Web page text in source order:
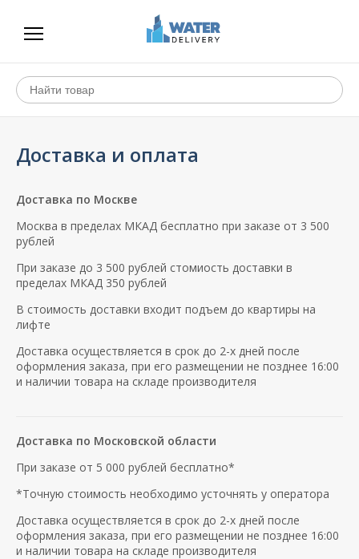
Доставка и оплата
Доставка по Москве
Москва в пределах МКАД бесплатно при заказе от 3 500
рублей
При заказе до 3 500 рублей стомиость доставки в
пределах МКАД 350 рублей
В стоимость доставки входит подъем до квартиры на
лифте
Доставка осуществляется в срок до 2-х дней после
оформления заказа, при его размещении не позднее 16:00
и наличии товара на складе производителя
Доставка по Московской области
При заказе от 5 000 рублей бесплатно*
*Точную стоимость необходимо усточнять у оператора
Доставка осуществляется в срок до 2-х дней после
оформления заказа, при его размещении не позднее 16:00
и наличии товара на складе производителя